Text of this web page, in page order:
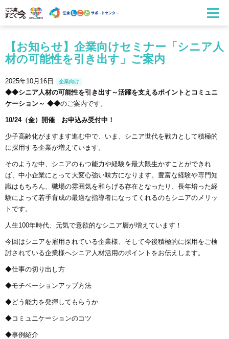
【お知らせ】企業向けセミナー「シニア人
材の可能性を引き出す」ご案内
2025年10月16日 企業向け
◆◆シニア人材の可能性を引き出す～活躍を支えるポイントとコミュニ
ケーション～ ◆◆のご案内です。
10/24（金）開催 お申込み受付中！
少子高齢化がますます進む中で、いま、シニア世代を戦力として積極的
に採用する企業が増えています。
そのような中、シニアのもつ能力や経験を最大限生かすことができれ
ば、中小企業にとって大変心強い味方になります。豊富な経験や専門知
識はもちろん、職場の雰囲気を和らげる存在となったり、長年培った経
験によって若手育成の最適な指導者になってくれるのもシニアのメリッ
トです。
人生100年時代、元気で意欲的なシニア層が増えています！
今回はシニアを雇用されている企業様、そして今後積極的に採用をご検
討されている企業様へシニア人材活用のポイントをお伝えします。
◆仕事の切り出し方
◆モチベーションアップ方法
◆どう能力を発揮してもらうか
◆コミュニケーションのコツ
◆事例紹介